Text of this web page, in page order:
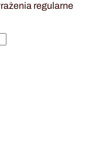
regularne